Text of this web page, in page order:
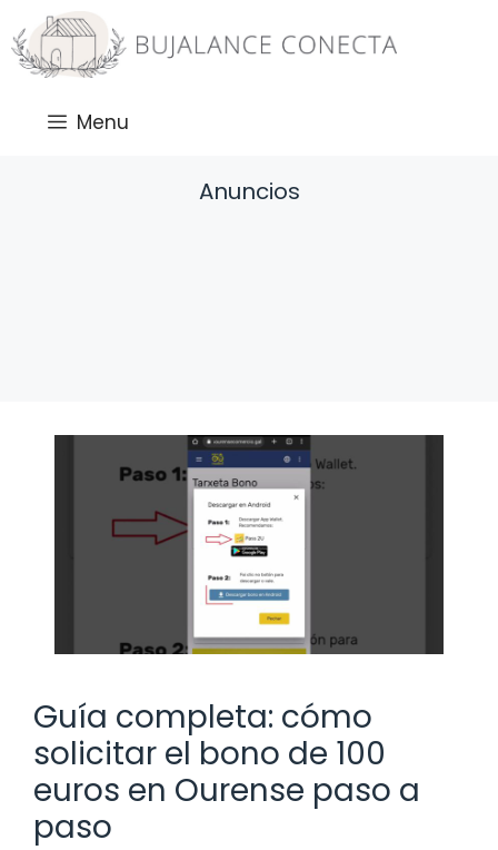
Saltar
al
contenido
Menu
Anuncios
Guía completa: cómo
solicitar el bono de 100
euros en Ourense paso a
paso